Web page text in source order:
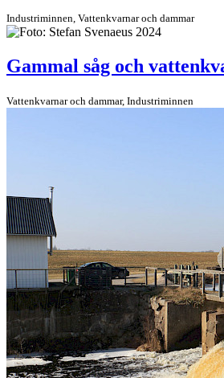
Industriminnen, Vattenkvarnar och dammar
Gammal såg och
Vattenkvarnar och dammar, Industriminnen